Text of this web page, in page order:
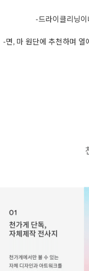
-드라이클리닝
-면, 마 원단에 추천하며 열